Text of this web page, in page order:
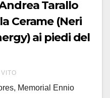
Tarallo
Cerame (Neri
ai piedi del
Memorial Ennio